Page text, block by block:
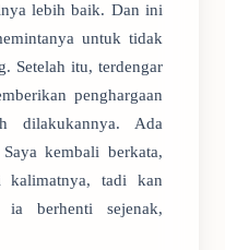
lebih baik. Dan ini
untuk tidak
Setelah itu, terdengar
penghargaan
dilakukannya. Ada
kembali berkata,
kalimatnya, tadi kan
ia berhenti sejenak,